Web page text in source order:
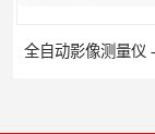
全自动影像测量仪